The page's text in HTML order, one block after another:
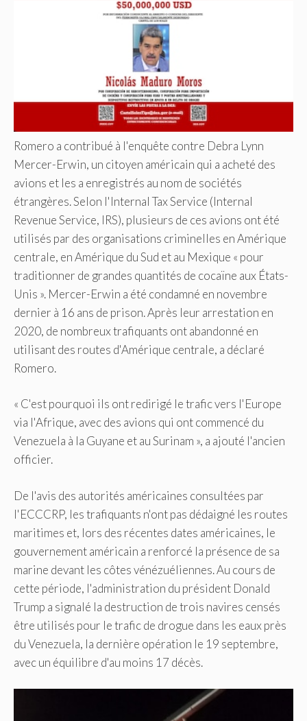
Romero a contribué à l'enquête contre Debra Lynn
Mercer-Erwin, un citoyen américain qui a acheté des
avions et les a enregistrés au nom de sociétés
étrangères. Selon l'Internal Tax Service (Internal
Revenue Service, IRS), plusieurs de ces avions ont été
utilisés par des organisations criminelles en Amérique
centrale, en Amérique du Sud et au Mexique « pour
traditionner de grandes quantités de cocaïne aux États-
Unis ». Mercer-Erwin a été condamné en novembre
dernier à 16 ans de prison. Après leur arrestation en
2020, de nombreux trafiquants ont abandonné en
utilisant des routes d'Amérique centrale, a déclaré
Romero.
« C'est pourquoi ils ont redirigé le trafic vers l'Europe
via l'Afrique, avec des avions qui ont commencé du
Venezuela à la Guyane et au Surinam », a ajouté l'ancien
officier.
De l'avis des autorités américaines consultées par
l'ECCCRP, les trafiquants n'ont pas dédaigné les routes
maritimes et, lors des récentes dates américaines, le
gouvernement américain a renforcé la présence de sa
marine devant les côtes vénézuéliennes. Au cours de
cette période, l'administration du président Donald
Trump a signalé la destruction de trois navires censés
être utilisés pour le trafic de drogue dans les eaux près
du Venezuela, la dernière opération le 19 septembre,
avec un équilibre d'au moins 17 décès.